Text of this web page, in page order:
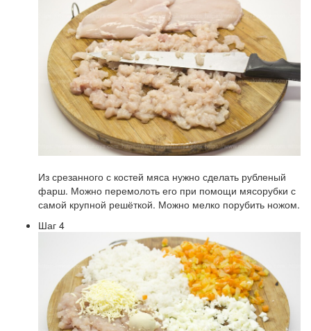
Из срезанного с костей мяса нужно сделать рубленый
фарш. Можно перемолоть его при помощи мясорубки с
самой крупной решёткой. Можно мелко порубить ножом.
Шаг 4